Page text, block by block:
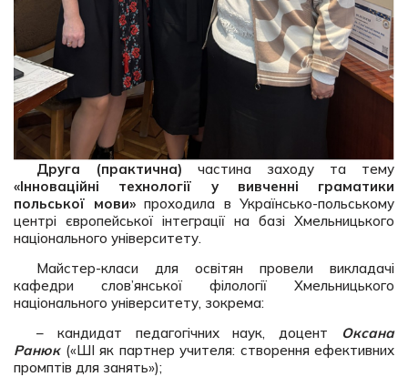
Друга (практична) частина заходу та тему
«Інноваційні технології у вивченні граматики
польської мови» проходила в Українсько-польському
центрі європейської інтеграції на базі Хмельницького
національного університету.
Майстер-класи для освітян провели викладачі
кафедри слов’янської філології Хмельницького
національного університету, зокрема:
– кандидат педагогічних наук, доцент
Оксана
Ранюк(«ШІ як партнер учителя: створення ефективних
промптів для занять»);